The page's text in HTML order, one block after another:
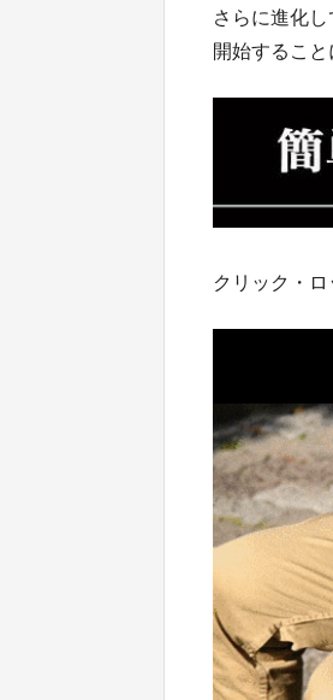
さらに進化
開始すること
クリック・